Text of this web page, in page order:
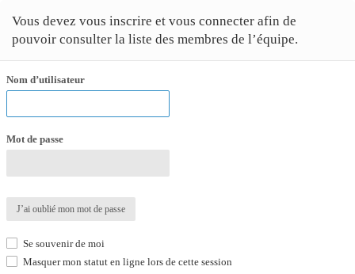
Vous devez vous inscrire et vous connecter afin de
pouvoir consulter la liste des membres de l’équipe.
Nom d’utilisateur
Mot de passe
J’ai oublié mon mot de passe
Se souvenir de moi
Masquer mon statut en ligne lors de cette session